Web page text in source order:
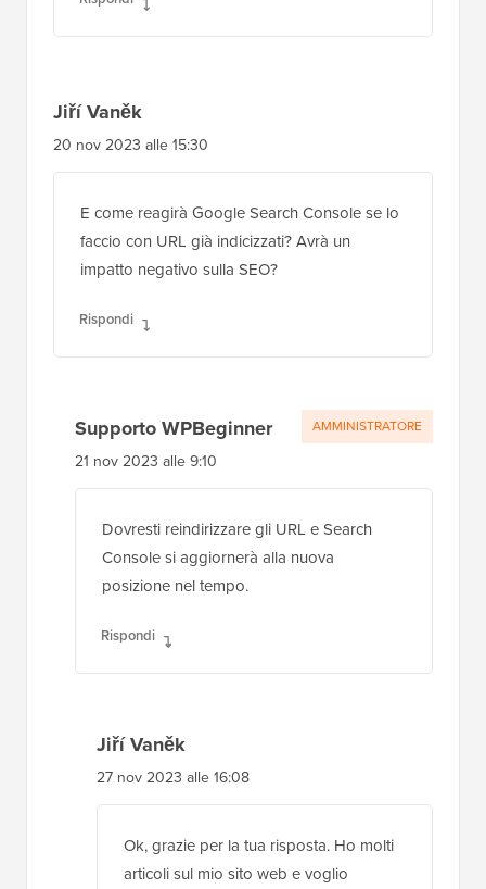
Jiří Vaněk
20 nov 2023 alle 15:30
E come reagirà Google Search Console se lo
faccio con URL già indicizzati? Avrà un
impatto negativo sulla SEO?
Rispondi
Supporto WPBeginner
21 nov 2023 alle 9:10
Dovresti reindirizzare gli URL e Search
Console si aggiornerà alla nuova
posizione nel tempo.
Rispondi
AMMINISTRATORE
Jiří Vaněk
27 nov 2023 alle 16:08
Ok, grazie per la tua risposta. Ho molti
articoli sul mio sito web e voglio